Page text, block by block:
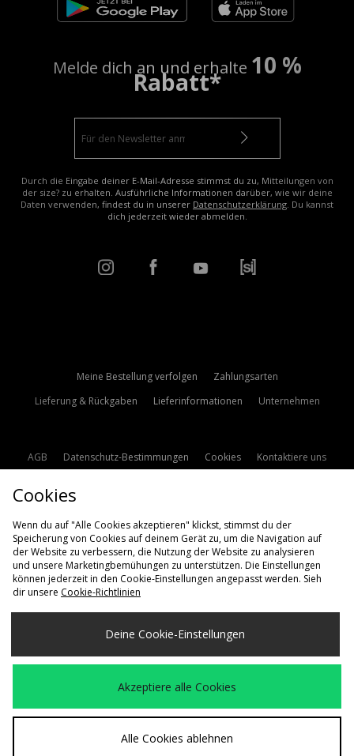
Melde dich an und erhalte 10 %
Rabatt*
Durch die Eingabe deiner E-Mail-Adresse stimmst du zu, Mitteilungen von
der size? zu erhalten. Ausführliche Informationen darüber, wie wir deine
Daten verwenden, findest du in unserer Datenschutzerklärung. Du kannst
dich jederzeit wieder abmelden.
Meine Bestellung verfolgen
Zahlungsarten
Lieferung & Rückgaben
Lieferinformationen Unternehmen
AGB Datenschutz-Bestimmungen Cookies
Kontaktiere uns
Lieferung Nach
Deutschland
Wir akzeptieren die folgenden Zahlungsmethoden
Besuchen Sie unsere Unternehmens-Website auf
Cookies
Wenn du auf "Alle Cookies akzeptieren" klickst, stimmst du der
Speicherung von Cookies auf deinem Gerät zu, um die Navigation auf
der Website zu verbessern, die Nutzung der Website zu analysieren
und unsere Marketingbemühungen zu unterstützen. Die Einstellungen
können jederzeit in den Cookie-Einstellungen angepasst werden. Sieh
dir unsere Cookie-Richtlinien
Deine Cookie-Einstellungen
Akzeptiere alle Cookies
Alle Cookies ablehnen